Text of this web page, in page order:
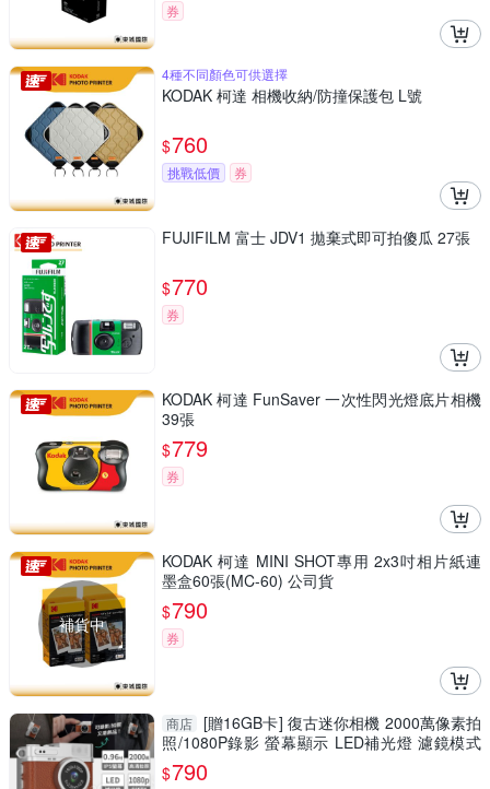
券
4種不同顏色可供選擇
KODAK 柯達 相機收納/防撞保護包 L號
$760
挑戰低價 券
FUJIFILM 富士 JDV1 拋棄式即可拍傻瓜 27張
$770
券
KODAK 柯達 FunSaver 一次性閃光燈底片相機
39張
$779
券
補貨中
KODAK 柯達 MINI SHOT專用 2x3吋相片紙連
墨盒60張(MC-60) 公司貨
$790
券
商店 [贈16GB卡] 復古迷你相機 2000萬像素拍
照/1080P錄影 螢幕顯示 LED補光燈 濾鏡模式
吊飾
$790